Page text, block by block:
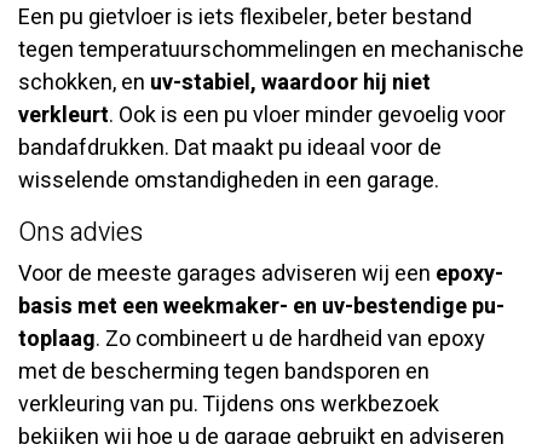
Een pu gietvloer is iets flexibeler, beter bestand
tegen temperatuurschommelingen en mechanische
schokken, en uv-stabiel, waardoor hij niet
verkleurt. Ook is een pu vloer minder gevoelig voor
bandafdrukken. Dat maakt pu ideaal voor de
wisselende omstandigheden in een garage.
Ons advies
Voor de meeste garages adviseren wij een epoxy-
basis met een weekmaker- en uv-bestendige pu-
toplaag. Zo combineert u de hardheid van epoxy
met de bescherming tegen bandsporen en
verkleuring van pu. Tijdens ons werkbezoek
bekijken wij hoe u de garage gebruikt en adviseren